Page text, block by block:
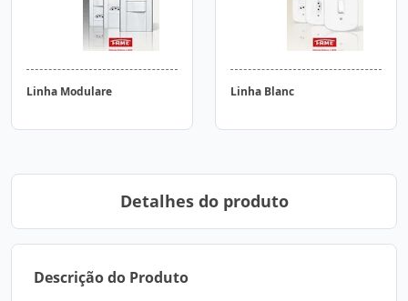
Linha Modulare Linha Blanc
Detalhes do produto
Descrição do Produto